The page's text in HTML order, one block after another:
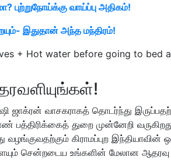
புற்றுநோய்க்கு வாய்ப்பு அதிகம்!
இதுதான் அந்த மந்திரம்!
+ Hot water before going to bed
ஜாக்ரன் வாசகராகத் தொடர்ந்து
துறை முன்னேறி
வழங்குவதற்கும் கிராமப்புற
சென்றடைய உங்களின் மேலான ஆதரவு